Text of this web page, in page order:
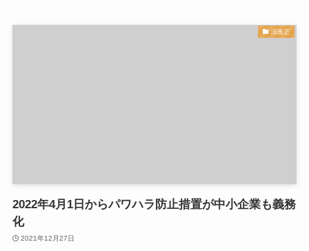
法改正
2022年4月1日からパワハラ防止措置が中小企業も義務
化
2021年12月27日